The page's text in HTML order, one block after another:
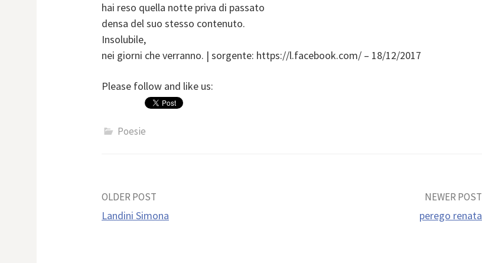
hai reso quella notte priva di passato
densa del suo stesso contenuto.
Insolubile,
nei giorni che verranno. | sorgente: https://l.facebook.com/ – 18/12/2017
Please follow and like us:
Poesie
Post
OLDER POST
Landini Simona
NEWER POST
perego renata